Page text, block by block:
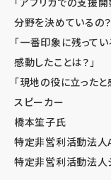
分野を決めているの？
「一番印象に残って
感動したことは？」
「現地の役に立ったと
スピーカー
橋本笙子氏
特定非営利活動法人
特定非営利活動法人